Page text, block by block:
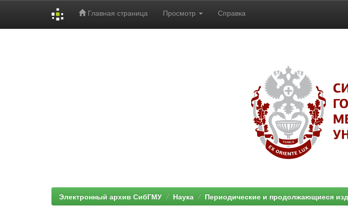
Главная страница Просмотр Справка
Электронный архив СибГМУ Наука Периодические и продолжающиеся